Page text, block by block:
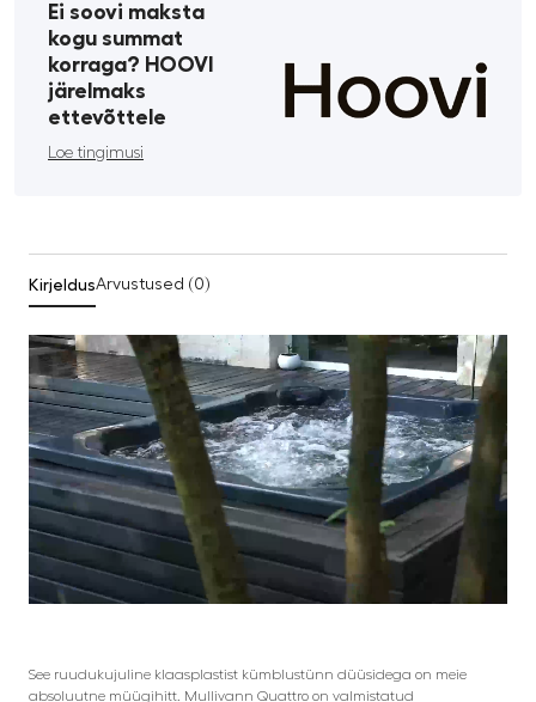
Ei soovi maksta
kogu summat
korraga? HOOVI
järelmaks
ettevõttele
Loe tingimusi
KirjeldusArvustused (0)
See ruudukujuline klaasplastist kümblustünn düüsidega on meie
absoluutne müügihitt. Mullivann Quattro on valmistatud